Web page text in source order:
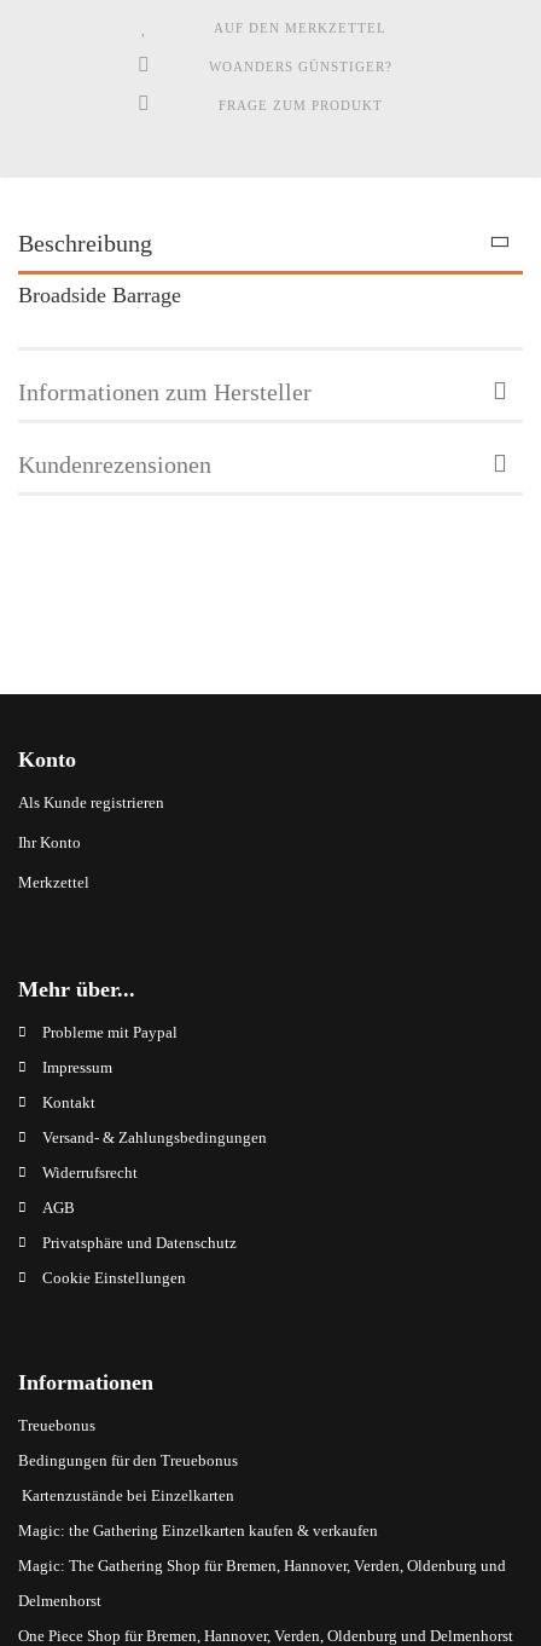
AUF DEN MERKZETTEL
WOANDERS GÜNSTIGER?
FRAGE ZUM PRODUKT
Beschreibung
Broadside Barrage
Informationen zum Hersteller
Kundenrezensionen
Konto
Als Kunde registrieren
Ihr Konto
Merkzettel
Mehr über...
Probleme mit Paypal
Impressum
Kontakt
Versand- & Zahlungsbedingungen
Widerrufsrecht
AGB
Privatsphäre und Datenschutz
Cookie Einstellungen
Informationen
Treuebonus
Bedingungen für den Treuebonus
Kartenzustände bei Einzelkarten
Magic: the Gathering Einzelkarten kaufen & verkaufen
Magic: The Gathering Shop für Bremen, Hannover, Verden, Oldenburg und
Delmenhorst
One Piece Shop für Bremen, Hannover, Verden, Oldenburg und Delmenhorst